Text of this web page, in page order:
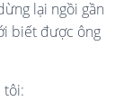
lại ngồi gần
biết được ông
tôi: